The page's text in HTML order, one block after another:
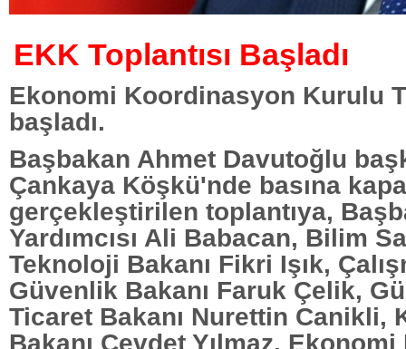
EKK Toplantısı Başladı
Ekonomi Koordinasyon Kurulu
başladı.
Başbakan Ahmet Davutoğlu
Çankaya Köşkü'nde basına
gerçekleştirilen toplantıya,
Yardımcısı Ali Babacan, Bilim
Teknoloji Bakanı Fikri Işık,
Güvenlik Bakanı Faruk Çelik,
Ticaret Bakanı Nurettin Canikli,
Bakanı Cevdet Yılmaz, Ekonomi